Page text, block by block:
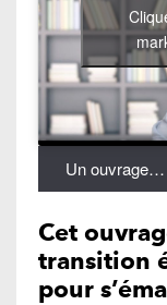
Un ouvrage…
Cet
transition
pour